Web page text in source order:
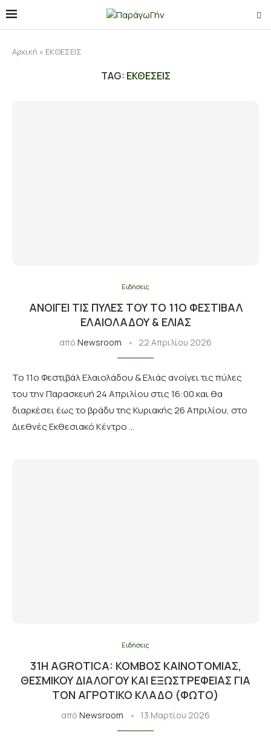
Αρχική » ΕΚΘΕΣΕΙΣ
TAG: ΕΚΘΕΣΕΙΣ
Ειδήσεις
ΑΝΟΊΓΕΙ ΤΙΣ ΠΎΛΕΣ ΤΟΥ ΤΟ 11Ο ΦΕΣΤΙΒΆΛ
ΕΛΑΙΟΛΆΔΟΥ & ΕΛΙΆΣ
από Newsroom 22 Απριλίου 2026
Το 11ο Φεστιβάλ Ελαιολάδου & Ελιάς ανοίγει τις πύλες
του την Παρασκευή 24 Απριλίου στις 16:00 και θα
διαρκέσει έως το βράδυ της Κυριακής 26 Απριλίου, στο
Διεθνές Εκθεσιακό Κέντρο …
Ειδήσεις
31Η AGROTICA: ΚΌΜΒΟΣ ΚΑΙΝΟΤΟΜΊΑΣ,
ΘΕΣΜΙΚΟΎ ΔΙΑΛΌΓΟΥ ΚΑΙ ΕΞΩΣΤΡΈΦΕΙΑΣ ΓΙΑ
ΤΟΝ ΑΓΡΟΤΙΚΌ ΚΛΆΔΟ (ΦΩΤΟ)
από Newsroom 13 Μαρτίου 2026